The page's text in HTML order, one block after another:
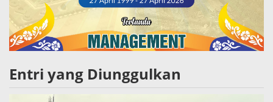
Entri yang Diunggulkan